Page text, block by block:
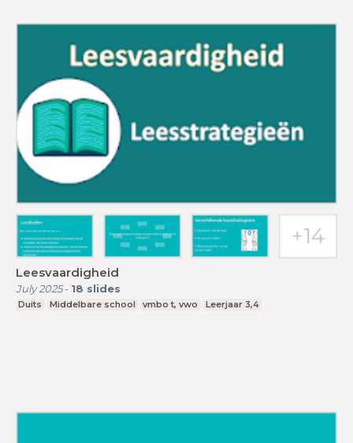
Leesvaardigheid
July 2025- 18 slides
Duits Middelbare school vmbo t, vwo Leerjaar 3,4